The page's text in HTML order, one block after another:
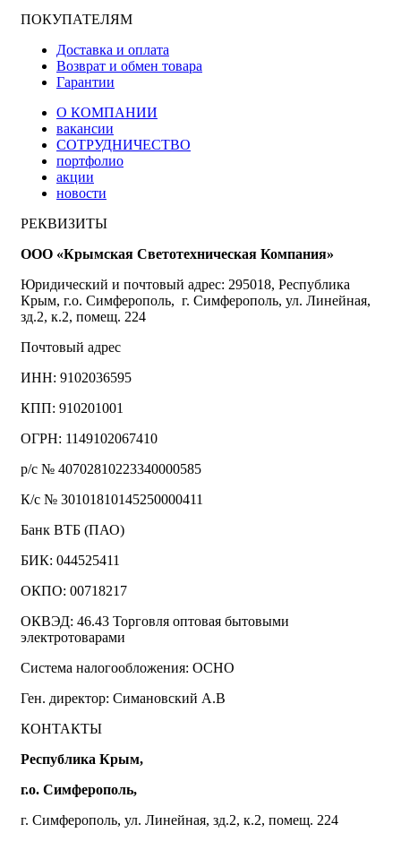
ПОКУПАТЕЛЯМ
Доставка и оплата
Возврат и обмен товара
Гарантии
О КОМПАНИИ
вакансии
СОТРУДНИЧЕСТВО
портфолио
акции
новости
РЕКВИЗИТЫ
ООО «Крымская Светотехническая Компания»
Юридический и почтовый адрес: 295018, Республика
Крым, г.о. Симферополь, г. Симферополь, ул. Линейная,
зд.2, к.2, помещ. 224
Почтовый адрес
ИНН: 9102036595
КПП: 910201001
ОГРН: 1149102067410
р/с № 40702810223340000585
К/с № 30101810145250000411
Банк ВТБ (ПАО)
БИК: 044525411
ОКПО: 00718217
ОКВЭД: 46.43 Торговля оптовая бытовыми
электротоварами
Система налогообложения: ОСНО
Ген. директор: Симановский А.В
КОНТАКТЫ
Республика Крым,
г.о. Симферополь,
г. Симферополь, ул. Линейная, зд.2, к.2, помещ. 224